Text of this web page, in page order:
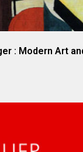
: Modern Art